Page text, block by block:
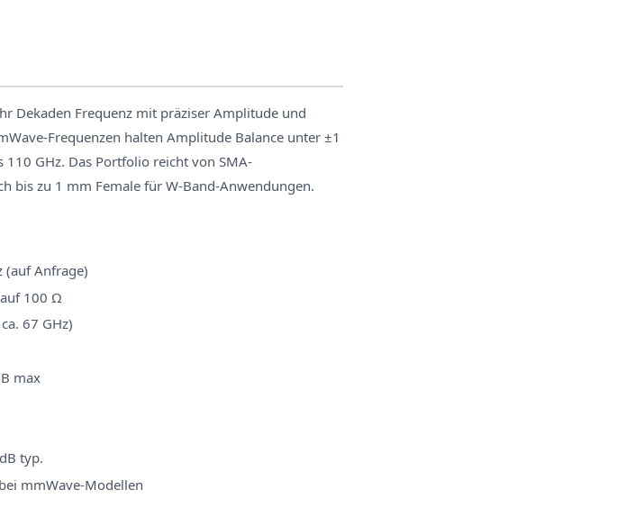
Dekaden Frequenz mit präziser Amplitude und
Frequenzen halten Amplitude Balance unter ±1
GHz. Das Portfolio reicht von SMA-
bis zu 1 mm Female für W-Band-Anwendungen.
(auf Anfrage)
100 Ω
67 GHz)
max
typ.
mmWave-Modellen